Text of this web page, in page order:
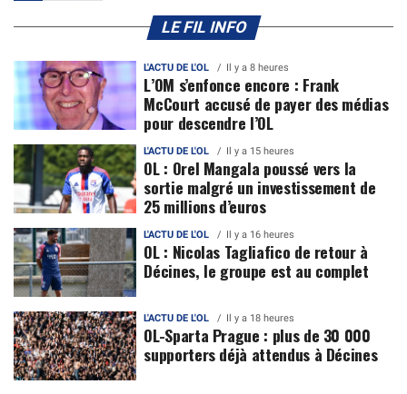
LE FIL INFO
L'ACTU DE L'OL Il y a 8 heures
L’OM s’enfonce encore : Frank
McCourt accusé de payer des médias
pour descendre l’OL
L'ACTU DE L'OL Il y a 15 heures
OL : Orel Mangala poussé vers la
sortie malgré un investissement de
25 millions d’euros
L'ACTU DE L'OL Il y a 16 heures
OL : Nicolas Tagliafico de retour à
Décines, le groupe est au complet
L'ACTU DE L'OL Il y a 18 heures
OL-Sparta Prague : plus de 30 000
supporters déjà attendus à Décines